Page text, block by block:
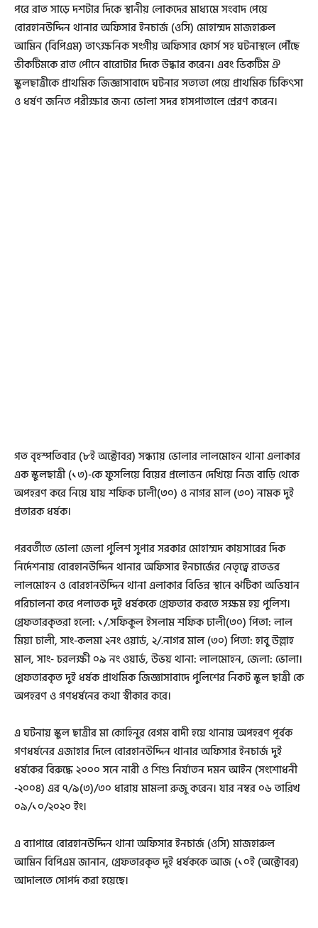
পরে রাত সাড়ে দশটার দিকে স্থানীয় লোকদের মাধ্যমে সংবাদ পেয়ে
বোরহানউদ্দিন থানার অফিসার ইনচার্জ (ওসি) মোহাম্মদ মাজহারুল
আমিন (বিপিএম) তাৎক্ষনিক সংগীয় অফিসার ফোর্স সহ ঘটনাস্থলে পৌঁছে
ভীকটিমকে রাত পৌনে বারোটার দিকে উদ্ধার করেন। এবং ভিকটিম ঐ
স্কুলছাত্রীকে প্রাথমিক জিজ্ঞাসাবাদে ঘটনার সত্যতা পেয়ে প্রাথমিক চিকিৎসা
ও ধর্ষণ জনিত পরীক্ষার জন্য ভোলা সদর হাসপাতালে প্রেরণ করেন।
গত বৃহস্পতিবার (৮ই অক্টোবর) সন্ধ্যায় ভোলার লালমোহন থানা এলাকার
এক স্কুলছাত্রী (১৩)-কে ফুসলিয়ে বিয়ের প্রলোভন দেখিয়ে নিজ বাড়ি থেকে
অপহরণ করে নিয়ে যায় শফিক ঢালী(৩০) ও নাগর মাল (৩০) নামক দুই
প্রতারক ধর্ষক।
পরবর্তীতে ভোলা জেলা পুলিশ সুপার সরকার মোহাম্মদ কায়সারের দিক
নির্দেশনায় বোরহানউদ্দিন থানার অফিসার ইনচার্জের নেতৃত্বে রাতভর
লালমোহন ও বোরহানউদ্দিন থানা এলাকার বিভিন্ন স্থানে ঝটিকা অভিযান
পরিচালনা করে পলাতক দুই ধর্ষককে গ্রেফতার করতে সক্ষম হয় পুলিশ।
গ্রেফতারকৃতরা হলো: ১/.সফিকুল ইসলাম শফিক ঢালী(৩০) পিতা: লাল
মিয়া ঢালী, সাং-কলমা ২নং ওয়ার্ড, ২/.নাগর মাল (৩০) পিতা: হাবু উল্লাহ
মাল, সাং- চরলক্ষী ০৯ নং ওয়ার্ড, উভয় থানা: লালমোহন, জেলা: ভোলা।
গ্রেফতারকৃত দুই ধর্ষক প্রাথমিক জিজ্ঞাসাবাদে পুলিশের নিকট স্কুল ছাত্রী কে
অপহরণ ও গণধর্ষনের কথা স্বীকার করে।
এ ঘটনায় স্কুল ছাত্রীর মা কোহিনুর বেগম বাদী হয়ে থানায় অপহরণ পূর্বক
গণধর্ষনের এজাহার দিলে বোরহানউদ্দিন থানার অফিসার ইনচার্জ দুই
ধর্ষকের বিরুদ্ধে ২০০০ সনে নারী ও শিশু নির্যাতন দমন আইন (সংশোধনী
-২০০৪) এর ৭/৯(৩)/৩০ ধারায় মামলা রুজু করেন। যার নম্বর ০৬ তারিখ
০৯/১০/২০২০ ইং।
এ ব্যাপারে বোরহানউদ্দিন থানা অফিসার ইনচার্জ (ওসি) মাজহারুল
আমিন বিপিএম জানান, গ্রেফতারকৃত দুই ধর্ষককে আজ (১০ই (অক্টোবর)
আদালতে সোপর্দ করা হয়েছে।